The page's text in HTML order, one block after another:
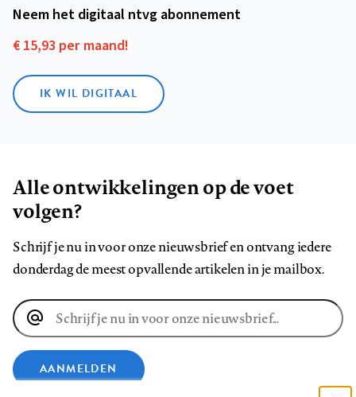
Neem het digitaal ntvg abonnement
€ 15,93 per maand!
IK WIL DIGITAAL
Alle ontwikkelingen op de voet
volgen?
Schrijf je nu in voor onze nieuwsbrief en ontvang iedere
donderdag de meest opvallende artikelen in je mailbox.
E-
mailadres
AANMELDEN